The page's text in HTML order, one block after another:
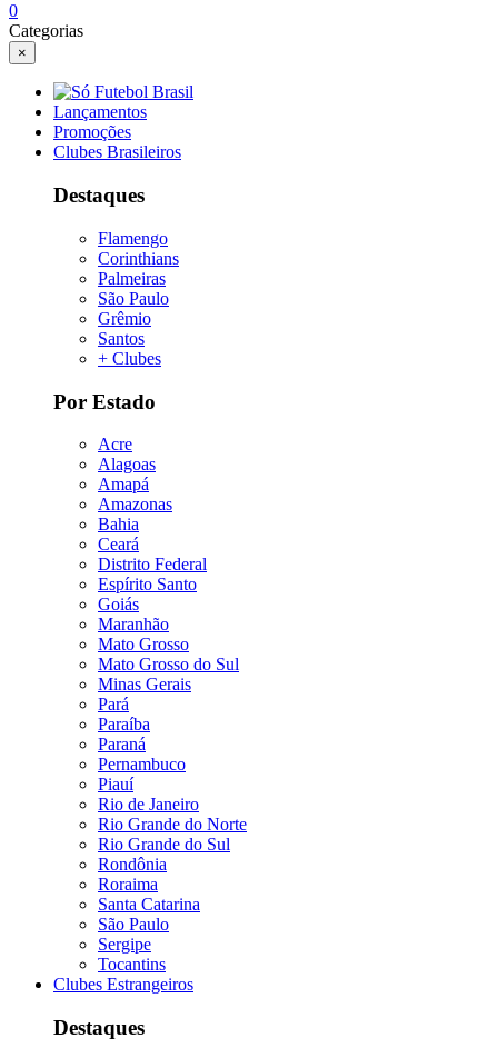
0
Categorias
×
Lançamentos
Promoções
Clubes Brasileiros
Destaques
Flamengo
Corinthians
Palmeiras
São Paulo
Grêmio
Santos
+ Clubes
Por Estado
Acre
Alagoas
Amapá
Amazonas
Bahia
Ceará
Distrito Federal
Espírito Santo
Goiás
Maranhão
Mato Grosso
Mato Grosso do Sul
Minas Gerais
Pará
Paraíba
Paraná
Pernambuco
Piauí
Rio de Janeiro
Rio Grande do Norte
Rio Grande do Sul
Rondônia
Roraima
Santa Catarina
São Paulo
Sergipe
Tocantins
Clubes Estrangeiros
Destaques